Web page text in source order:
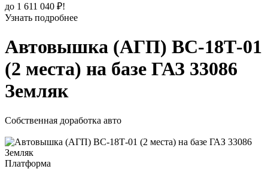
до 1 611 040 ₽!
Узнать подробнее
Автовышка (АГП) ВС-18Т-01
(2 места) на базе ГАЗ 33086
Земляк
Собственная доработка авто
Платформа